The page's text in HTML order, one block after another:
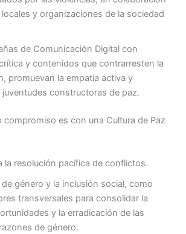
y organizaciones de la sociedad
de Comunicación Digital con
y contenidos que contrarresten la
promuevan la empatía activa y
juventudes constructoras de paz.
compromiso es con una Cultura de Paz
la resolución pacífica de conflictos.
género y la inclusión social, como
transversales para consolidar la
y la erradicación de las
de género.